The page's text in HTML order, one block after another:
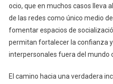
ocio, que en muchos casos lleva
de las redes como único medio
fomentar espacios de
permitan fortalecer la confianza
interpersonales fuera del mundo
El camino hacia una verdadera